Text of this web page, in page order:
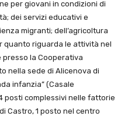
per giovani in condizioni di
dei servizi educativi e
migranti; dell’agricoltura
quanto riguarda le attività nel
la Cooperativa
nella sede di Alicenova di
infanzia” (Casale
posti complessivi nelle fattorie
Castro, 1 posto nel centro